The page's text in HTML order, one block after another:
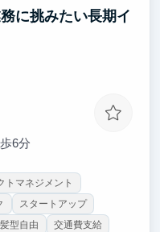
に触れる】
を改善するだけでな
わります。市場のト
に挑みたい長期イ
6分
トマネジメント
スタートアップ
型自由 交通費支給